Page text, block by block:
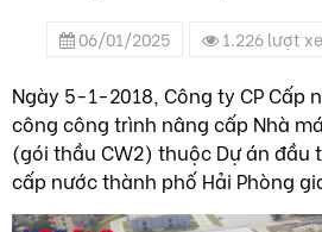
06/01/2025 1.226 lượt
Ngày 5-1-2018, Công ty CP Cấp
công công trình nâng cấp Nhà
(gói thầu CW2) thuộc Dự án đầu
cấp nước thành phố Hải Phòng